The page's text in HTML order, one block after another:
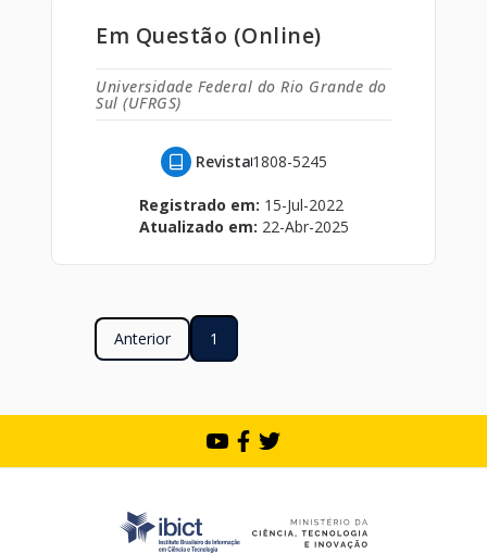
Em Questão (Online)
Universidade Federal do Rio Grande do
Sul (UFRGS)
Revista1808-5245
Registrado em: 15-Jul-2022
Atualizado em: 22-Abr-2025
Anterior 1